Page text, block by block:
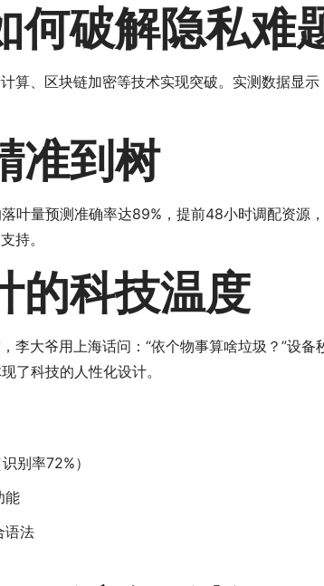
何破解隐私难
算、区块链加密等技术实现突破。实测数据显
准到树
叶量预测准确率达89%，提前48小时调配资源
持。
的科技温度
李大爷用上海话问：“依个物事算啥垃圾？”设
了科技的人性化设计。
别率72%）
能
语法